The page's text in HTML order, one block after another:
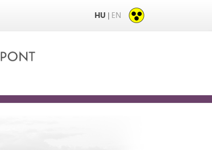
HU | EN